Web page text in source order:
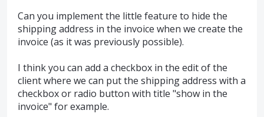
Can you implement the little feature to hide the
shipping address in the invoice when we create the
invoice (as it was previously possible).
I think you can add a checkbox in the edit of the
client where we can put the shipping address with a
checkbox or radio button with title "show in the
invoice" for example.